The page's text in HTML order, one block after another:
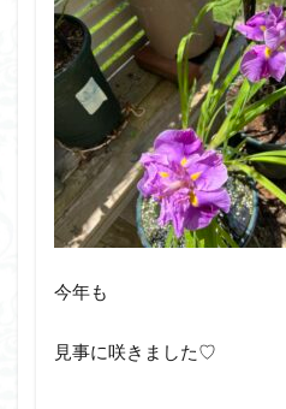
今年も
見事に咲きました♡